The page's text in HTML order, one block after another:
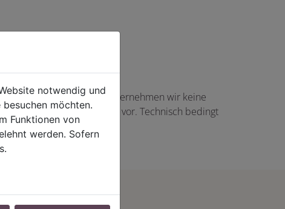
angezeigte Angaben übernehmen wir keine
in Höhe von 5,00 EUR vor. Technisch bedingt
auftreten.
notwendig und
möchten.
Funktionen von
werden. Sofern